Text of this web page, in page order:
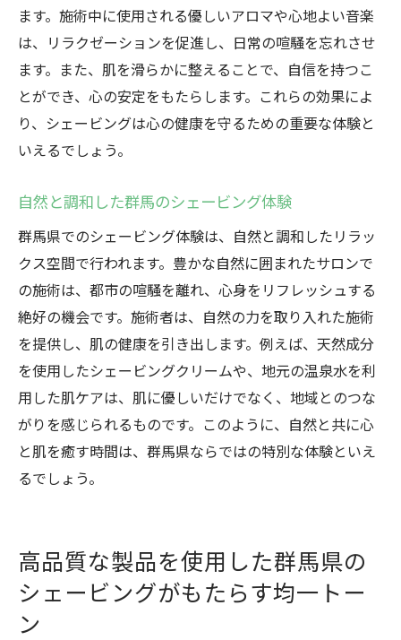
ます。施術中に使用される優しいアロマや心地よい音楽
は、リラクゼーションを促進し、日常の喧騒を忘れさせ
ます。また、肌を滑らかに整えることで、自信を持つこ
とができ、心の安定をもたらします。これらの効果によ
り、シェービングは心の健康を守るための重要な体験と
いえるでしょう。
自然と調和した群馬のシェービング体験
群馬県でのシェービング体験は、自然と調和したリラッ
クス空間で行われます。豊かな自然に囲まれたサロンで
の施術は、都市の喧騒を離れ、心身をリフレッシュする
絶好の機会です。施術者は、自然の力を取り入れた施術
を提供し、肌の健康を引き出します。例えば、天然成分
を使用したシェービングクリームや、地元の温泉水を利
用した肌ケアは、肌に優しいだけでなく、地域とのつな
がりを感じられるものです。このように、自然と共に心
と肌を癒す時間は、群馬県ならではの特別な体験といえ
るでしょう。
高品質な製品を使用した群馬県の
シェービングがもたらす均一トー
ン